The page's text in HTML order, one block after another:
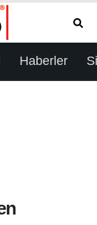
Haberler